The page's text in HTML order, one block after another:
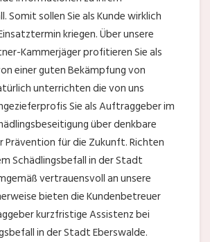
Somit sollen Sie als Kunde wirklich
kriegen. Über unsere
Kammerjäger profitieren Sie als
einer guten Bekämpfung von
unterrichten die von uns
Sie als Auftraggeber im
über denkbare
Prävention für die Zukunft. Richten
Schädlingsbefall in der Stadt
vertrauensvoll an unsere
bieten die Kundenbetreuer
kurzfristige Assistenz bei
in der Stadt Eberswalde.